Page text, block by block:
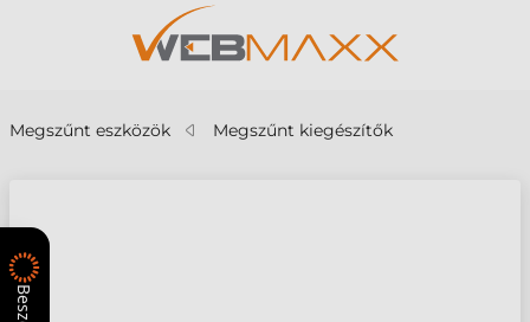
Megszűnt eszközök Megszűnt kiegészítők